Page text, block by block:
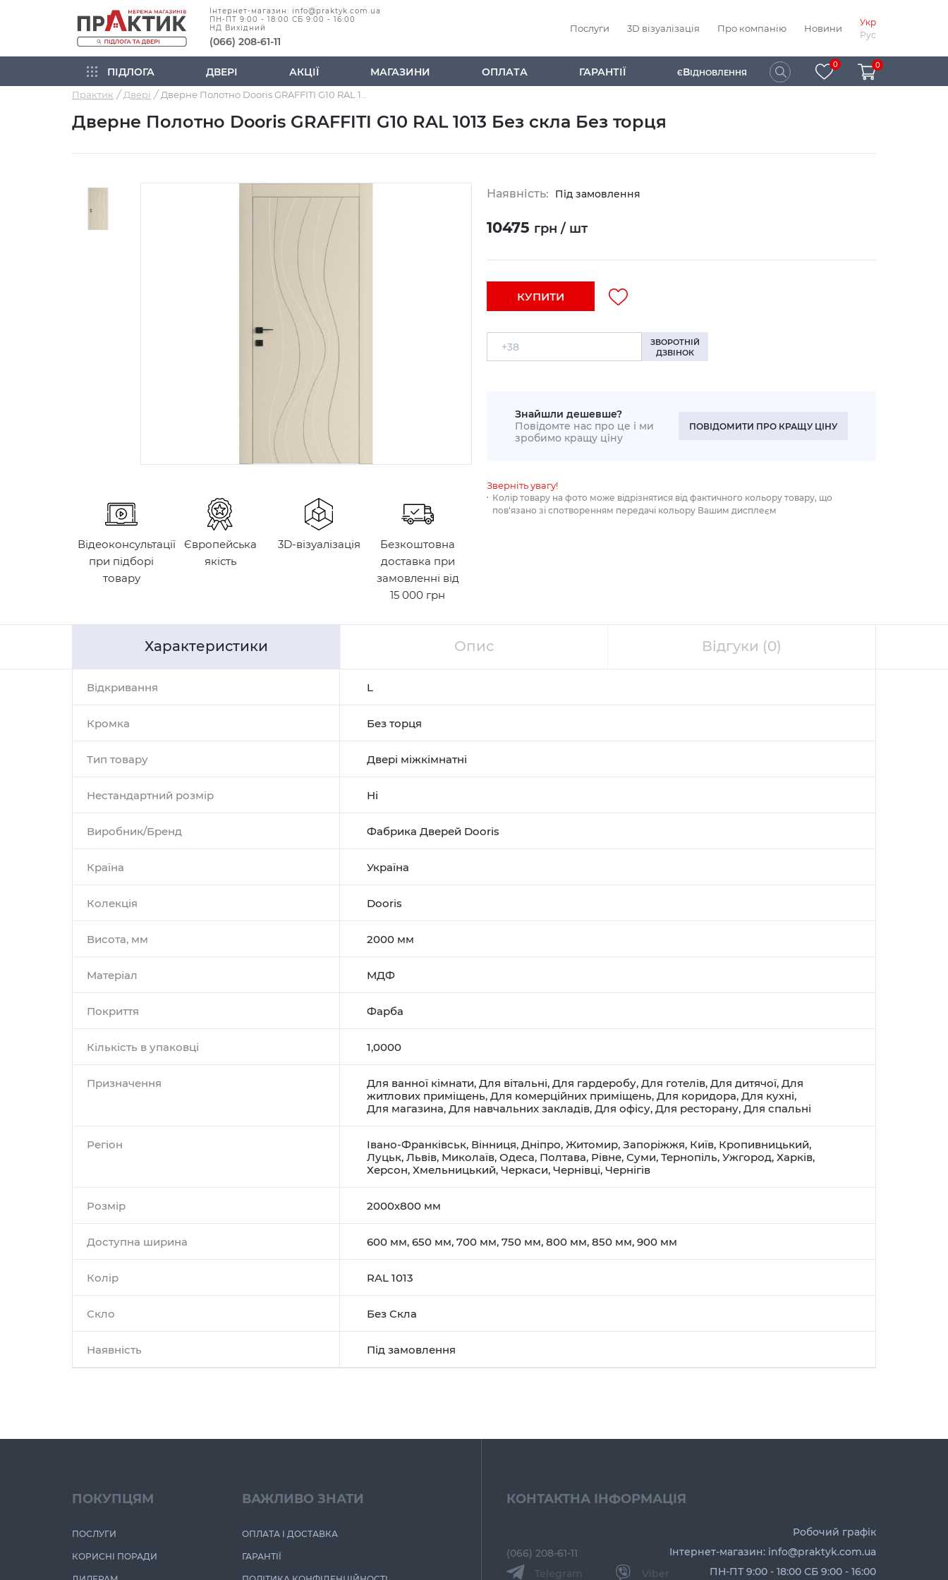
Інтернет-магазин: info@praktyk.com.ua
ПН-ПТ 9:00 - 18:00 СБ 9:00 - 16:00
НД Вихідний
(066) 208-61-11
Послуги 3D візуалізація Про компанію Новини
Укр
Рус
ПІДЛОГА ДВЕРІ АКЦІЇ МАГАЗИНИ ОПЛАТА ГАРАНТІЇ ЄВІДНОВЛЕННЯ
0 0
Практик Двері
Дверне Полотно Dooris GRAFFITI G10 RAL 1013 Без скла Без торця
Відеоконсультації
при підборі
товару
Європейська
якість
3D-візуалізація
Безкоштовна
доставка при
замовленні від
15 000 грн
Наявність: Під замовлення
10475 грн / шт
КУПИТИ
ЗВОРОТНІЙ
ДЗВІНОК
Знайшли дешевше?
Повідомте нас про це і ми
зробимо кращу ціну
ПОВІДОМИТИ ПРО КРАЩУ ЦІНУ
Зверніть увагу!
Колір товару на фото може відрізнятися від фактичного кольору товару, що
пов‘язано зі спотворенням передачі кольору Вашим дисплеєм
Характеристики Опис Відгуки (0)
Відкривання L
Кромка Без торця
Тип товару Двері міжкімнатні
Нестандартний розмір Ні
Виробник/Бренд Фабрика Дверей Dooris
Країна Україна
Колекція Dooris
Висота, мм 2000 мм
Матеріал МДФ
Покриття Фарба
Кількість в упаковці 1,0000
Призначення Для ванної кімнати, Для вітальні, Для гардеробу, Для готелів, Для дитячої, Для
житлових приміщень, Для комерційних приміщень, Для коридора, Для кухні,
Для магазина, Для навчальних закладів, Для офісу, Для ресторану, Для спальні
Регіон Івано-Франківськ, Вінниця, Дніпро, Житомир, Запоріжжя, Київ, Кропивницький,
Луцьк, Львів, Миколаїв, Одеса, Полтава, Рівне, Суми, Тернопіль, Ужгород, Харків,
Херсон, Хмельницький, Черкаси, Чернівці, Чернігів
Розмір 2000х800 мм
Доступна ширина 600 мм, 650 мм, 700 мм, 750 мм, 800 мм, 850 мм, 900 мм
Колір RAL 1013
Скло Без Скла
Наявність Під замовлення
ПОКУПЦЯМ
ПОСЛУГИ
КОРИСНІ ПОРАДИ
ВАЖЛИВО ЗНАТИ
ОПЛАТА І ДОСТАВКА
ГАРАНТІЇ
КОНТАКТНА ІНФОРМАЦІЯ
(066) 208-61-11
Telegram
Viber
Робочий графік
Інтернет-магазин: info@praktyk.com.ua
ПН-ПТ 9:00 - 18:00 СБ 9:00 - 16:00